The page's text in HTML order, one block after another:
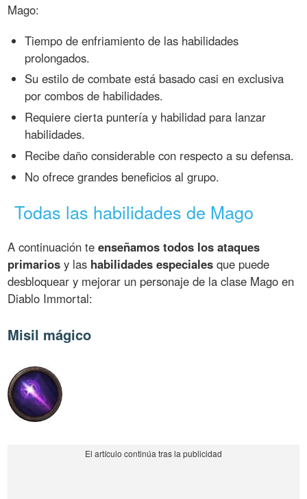
Mago:
Tiempo de enfriamiento de las habilidades
prolongados.
Su estilo de combate está basado casi en exclusiva
por combos de habilidades.
Requiere cierta puntería y habilidad para lanzar
habilidades.
Recibe daño considerable con respecto a su defensa.
No ofrece grandes beneficios al grupo.
Todas las habilidades de Mago
A continuación teenseñamos todos los ataques
primarios y las habilidades especiales que puede
desbloquear y mejorar un personaje de la clase Mago en
Diablo Immortal:
Misil mágico